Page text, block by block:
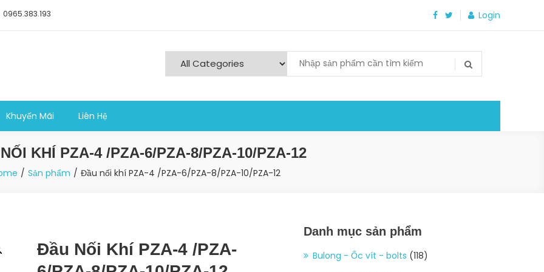
0965.383.193 Login
Khuyến Mãi Liên Hệ
KHÍ PZA-4 /PZA-6/PZA-8/PZA-10/PZA-12
Sản phẩm Đầu nối khí PZA-4 /PZA-6/PZA-8/PZA-10/PZA-12
Đầu Nối Khí PZA-4 /PZA-
Danh mục sản phẩm
Bulong - Ốc vít - bolts (118)